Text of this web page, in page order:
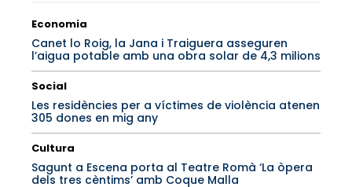
Economia
Canet lo Roig, la Jana i Traiguera asseguren
l’aigua potable amb una obra solar de 4,3 milions
Social
Les residències per a víctimes de violència atenen
305 dones en mig any
Cultura
Sagunt a Escena porta al Teatre Romà ‘La òpera
dels tres cèntims’ amb Coque Malla